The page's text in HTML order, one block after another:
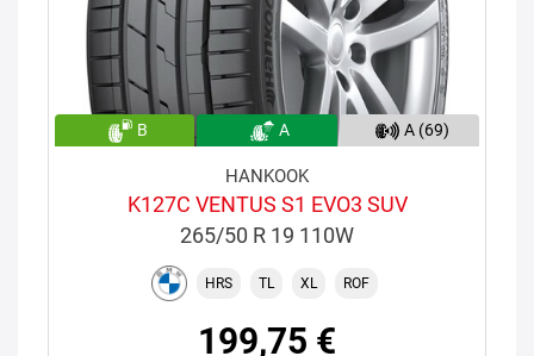
B A A (69)
HANKOOK
K127C VENTUS S1 EVO3 SUV
265/50 R 19 110W
HRS TL XL ROF
199,75 €